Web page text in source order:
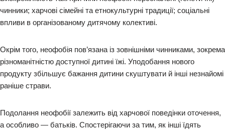
чинники; харчові сімейні та етнокультурні традиції; соціальні
впливи в організованому дитячому колективі.
Окрім того, неофобія пов’язана із зовнішніми чинниками, зокрема
різноманітністю доступної дитині їжі. Уподобання нового
продукту збільшує бажання дитини скуштувати й інші незнайомі
раніше страви.
Подолання неофобії залежить від харчової поведінки оточення,
а особливо — батьків. Спостерігаючи за тим, як інші їдять